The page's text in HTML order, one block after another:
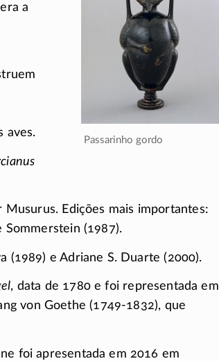
Passarinho gordo
a
aves.
Musurus. Edições mais importantes:
Sommerstein (1987).
(1989) e Adriane S. Duarte (2000).
, data de 1780 e foi representada em
von Goethe(1749-1832), que
foi apresentada em 2016 em